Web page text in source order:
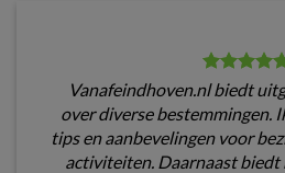
Vanafeindhoven.nl biedt
over diverse bestemmingen.
tips en aanbevelingen voor
activiteiten. Daarnaast biedt